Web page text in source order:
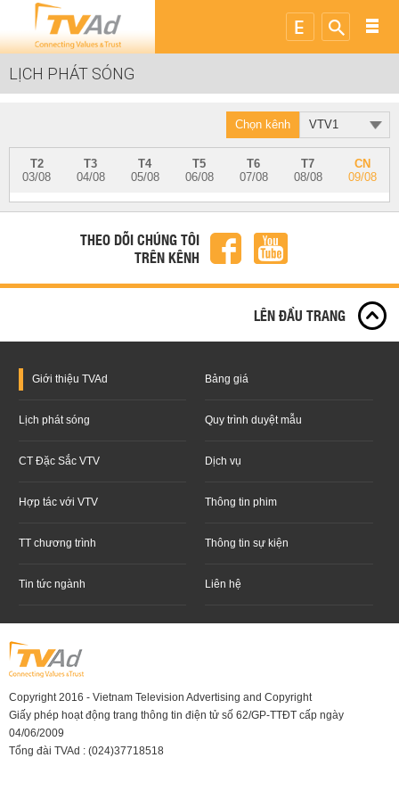
LỊCH PHÁT SÓNG
Chọn kênh VTV1
T2
03/08
T3
04/08
T4
05/08
T5
06/08
T6
07/08
T7
08/08
CN
09/08
THEO DÕI CHÚNG TÔI
TRÊN KÊNH
LÊN ĐẦU TRANG
Giới thiệu TVAd Bảng giá
Lịch phát sóng Quy trình duyệt mẫu
CT Đặc Sắc VTV Dịch vụ
Hợp tác với VTV Thông tin phim
TT chương trình Thông tin sự kiện
Tin tức ngành Liên hệ
Copyright 2016 - Vietnam Television Advertising and Copyright
Giấy phép hoạt động trang thông tin điện tử số 62/GP-TTĐT cấp ngày
04/06/2009
Tổng đài TVAd : (024)37718518